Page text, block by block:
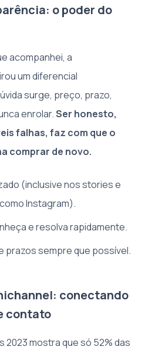
o poder do
acompanhei, a
um diferencial
surge, preço, prazo,
enrolar.Ser honesto,
falhas, faz com que o
comprar de novo.
(inclusive nos stories e
Instagram).
e resolva rapidamente.
prazos sempre que possível.
conectando
contato
2023 mostra que só 52% das